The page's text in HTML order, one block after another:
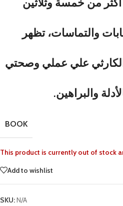
من خمسة وثلاثين
والتماسات، تظهر
علي عملي وصحتي
والبراهين
BOOK
This product is currently out of stock
Add to wishlist
SKU:N/A